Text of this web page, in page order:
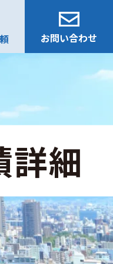
お問い合わせ
詳細